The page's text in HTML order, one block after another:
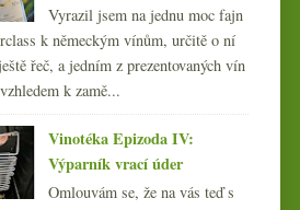
Vyrazil jsem na jednu moc fajn
k německým vínům, určitě o ní
řeč, a jedním z prezentovaných vín
k zamě...
Vinotéka Epizoda IV:
Výparník vrací úder
Omlouvám se, že na vás teď s